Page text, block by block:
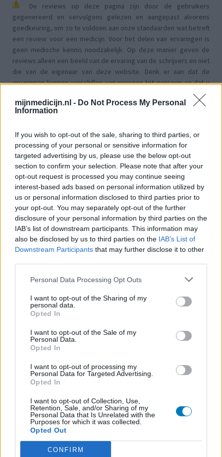
mijnmedicijn.nl - Do Not Process My Personal
Information
If you wish to opt-out of the sale, sharing to third parties, or
processing of your personal or sensitive information for
targeted advertising by us, please use the below opt-out
section to confirm your selection. Please note that after your
opt-out request is processed you may continue seeing
interest-based ads based on personal information utilized by
us or personal information disclosed to third parties prior to
your opt-out. You may separately opt-out of the further
disclosure of your personal information by third parties on the
IAB’s list of downstream participants. This information may
also be disclosed by us to third parties on the IAB’s List of
Downstream Participants that may further disclose it to other
Personal Data Processing Opt Outs
I want to opt-out of the Sharing of my
personal data.
Opted In
I want to opt-out of the Sale of my
Personal Data.
Opted In
I want to opt-out of processing my
Personal Data for Targeted Advertising.
Opted In
I want to opt-out of Collection, Use,
Retention, Sale, and/or Sharing of my
Personal Data that Is Unrelated with the
Purposes for which it was collected.
Opted Out
CONFIRM
De reviews op deze pagina zijn door de gebruikers
gegenereerd en vervolgens gelezen en aangepast alvorens
goedkeuring, om zo te voldoen aan onze standaarden wat betreft
een review voor een medicijn. Voor het delen van ervaringen is
geen medische kennis noodzakelijk. Op deze manier geven de
reviews alleen een beeld van de ervaring van de schrijvers en niet
die van de eigenaar van deze website. Denk er aan dat de
ervaringen kunnen verschillen van persoon tot persoon en dat u
voor medisch advies altijd contact op moet nemen met uw arts of
apotheker.